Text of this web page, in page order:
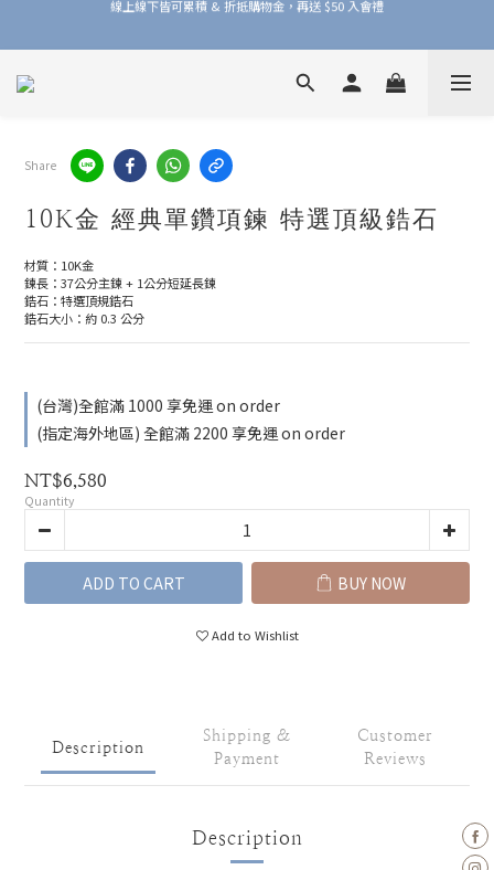
加入品牌會員，官網門市每筆消費皆享 1% 購物金回饋！
Share
10K金 經典單鑽項鍊 特選頂級鋯石
材質：10K金
鍊長：37公分主鍊 + 1公分短延長鍊
鋯石：特選頂規鋯石
鋯石大小：約 0.3 公分
(台灣)全館滿 1000 享免運 on order
(指定海外地區) 全館滿 2200 享免運 on order
NT$6,580
Quantity
ADD TO CART BUY NOW
Add to Wishlist
Description
Shipping &
Payment
Customer
Reviews
Description